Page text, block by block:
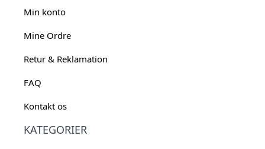
Min konto
Mine Ordre
Retur & Reklamation
FAQ
Kontakt os
KATEGORIER